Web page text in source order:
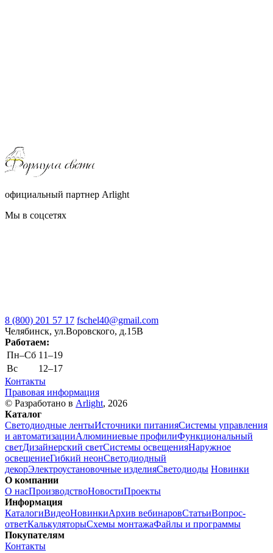
официальный партнер Arlight
Мы в соцсетях
8 (800) 201 57 17 fschel40@gmail.com
Челябинск, ул.Воровского, д.15В
Работаем:
Пн–Cб 11–19
Вс
12–17
Контакты
Правовая информация
© Разработано в Arlight, 2026
Каталог
Светодиодные лентыИсточники питанияСистемы управления
и автоматизацииАлюминиевые профилиФункциональный
светДизайнерский светСистемы освещенияНаружное
освещениеГибкий неонСветодиодный
декорЭлектроустановочные изделияСветодиоды Новинки
О компании
О насПроизводствоНовостиПроекты
Информация
КаталогиВидеоНовинкиАрхив вебинаровСтатьиВопрос-
ответКалькуляторыСхемы монтажаФайлы и программы
Покупателям
Контакты